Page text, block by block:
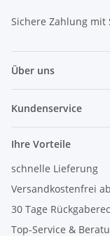
Sichere Zahlung mit
Über uns
Kundenservice
Ihre Vorteile
schnelle Lieferung
Versandkostenfrei
30 Tage
Top-Service &